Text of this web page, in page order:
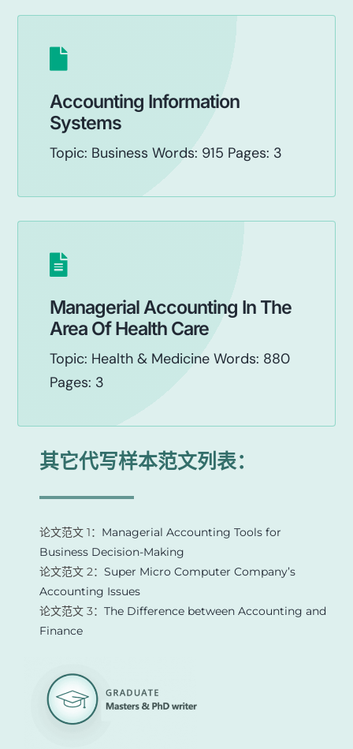
Accounting Information
Systems
Topic: Business Words: 915 Pages: 3
Managerial Accounting In The
Area Of Health Care
Topic: Health & Medicine Words: 880
Pages: 3
其它代写样本范文列表：
论文范文 1： Managerial Accounting Tools for
Business Decision-Making
论文范文 2： Super Micro Computer Company’s
Accounting Issues
论文范文 3： The Difference between Accounting and
Finance